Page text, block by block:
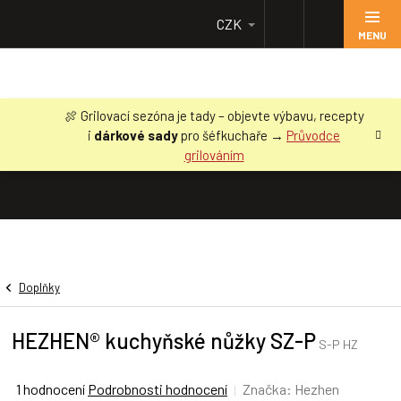
obsah
🍖 Grilovací sezóna je tady – objevte výbavu, recepty
i dárkové sadypro šéfkuchaře → Průvodce
grilováním
CZK
Doplňky
HEZHEN® kuchyňské nůžky SZ-P S-P HZ
Průměrné
1 hodnocení Podrobnosti hodnocení Značka: Hezhen